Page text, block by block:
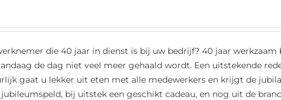
die 40 jaar in dienst is bij uw bedrijf? 40 jaar
de dag niet veel meer gehaald wordt. Een uitstekende
gaat u lekker uit eten met alle medewerkers en krijgt de
jubileumspeld, bij uitstek een geschikt cadeau, en nog uit de